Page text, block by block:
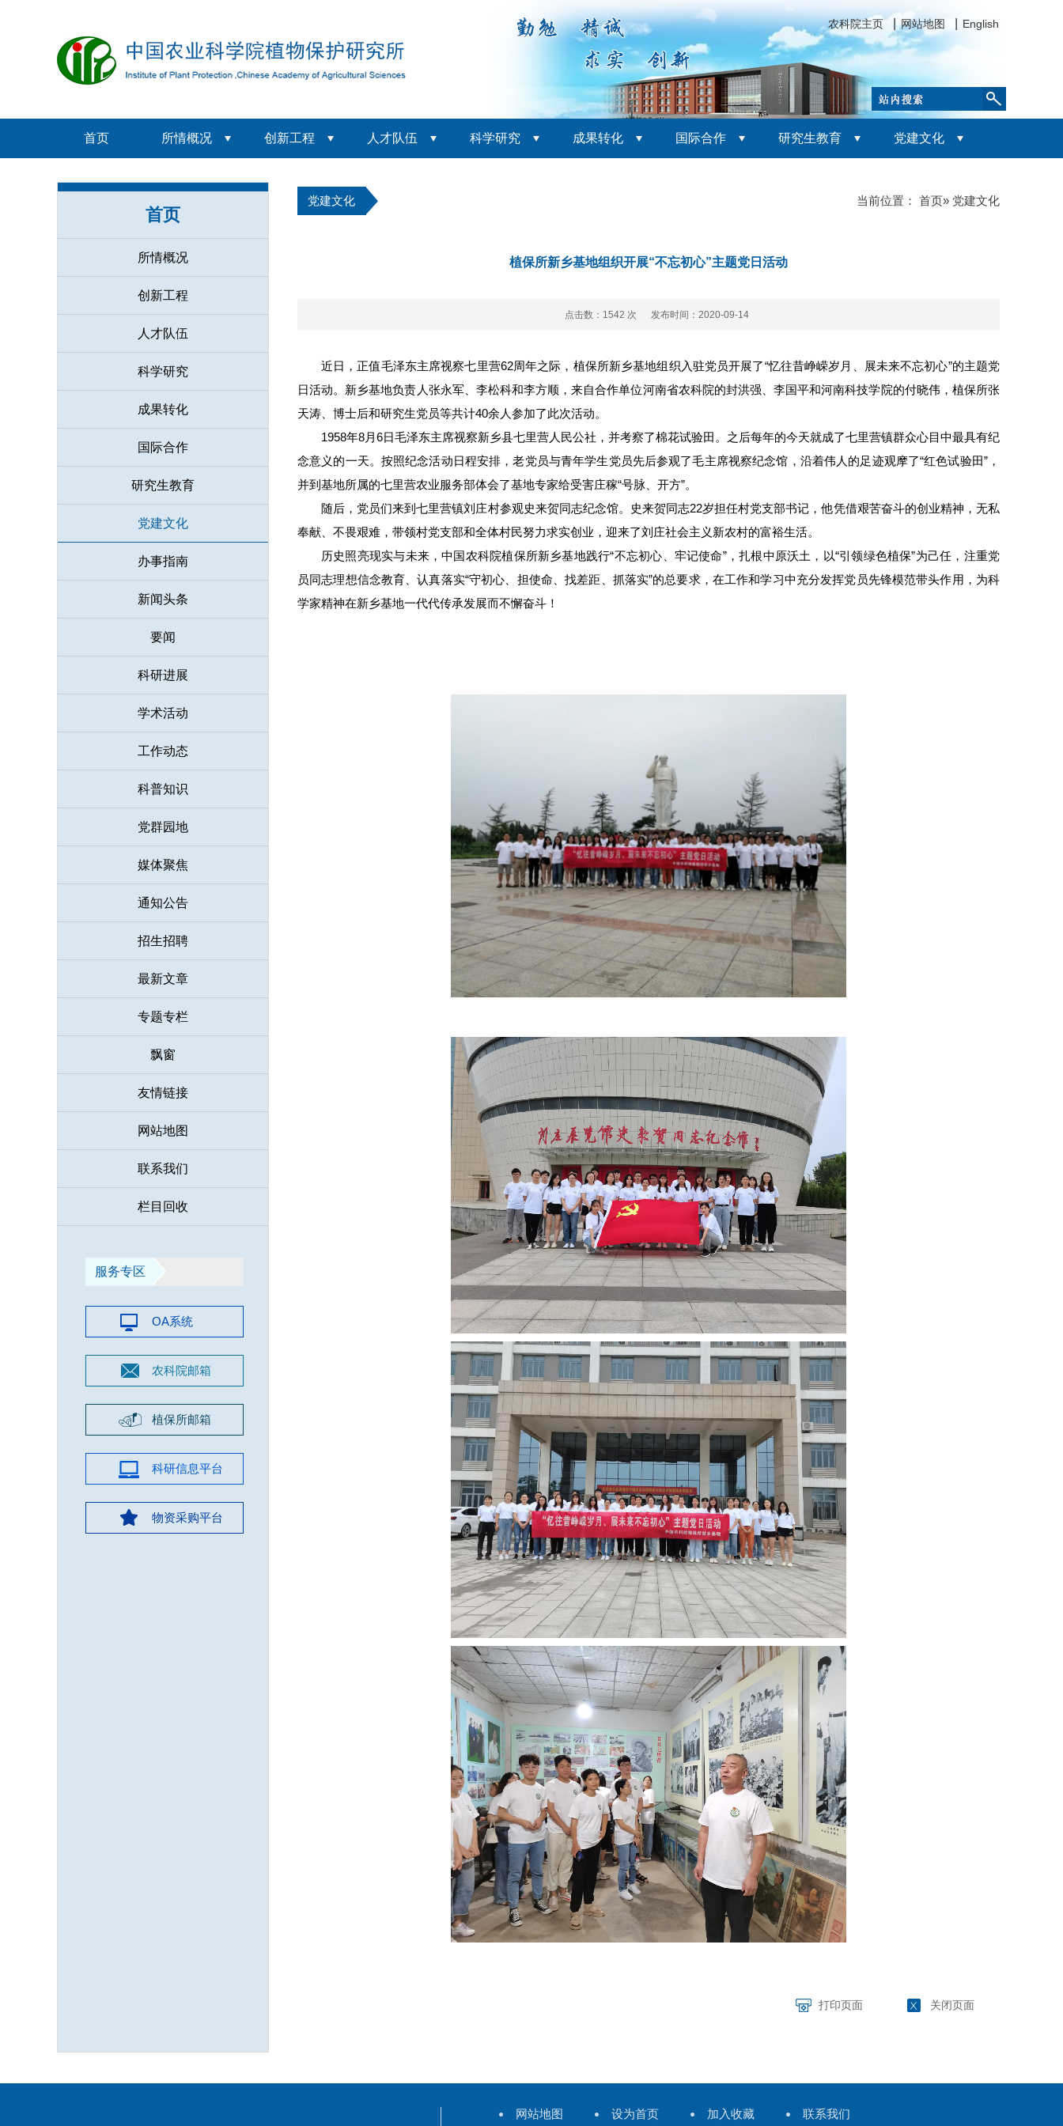
农科院主页 网站地图 English
首页 所情概况 创新工程 人才队伍 科学研究 成果转化 国际合作 研究生教育 党建文化
首页
所情概况
创新工程
人才队伍
科学研究
成果转化
国际合作
研究生教育
党建文化
办事指南
新闻头条
要闻
科研进展
学术活动
工作动态
科普知识
党群园地
媒体聚焦
通知公告
招生招聘
最新文章
专题专栏
飘窗
友情链接
网站地图
联系我们
栏目回收
服务专区
OA系统
农科院邮箱
植保所邮箱
科研信息平台
物资采购平台
党建文化 当前位置： 首页» 党建文化
植保所新乡基地组织开展“不忘初心”主题党日活动
点击数： 1542 次 发布时间：2020-09-14
近日，正值毛泽东主席视察七里营62周年之际，植保所新乡基地组织入驻党员开展了“忆往昔峥嵘岁月、展未来不忘初心”的主题党
日活动。新乡基地负责人张永军、李松科和李方顺，来自合作单位河南省农科院的封洪强、李国平和河南科技学院的付晓伟，植保所张
天涛、博士后和研究生党员等共计40余人参加了此次活动。
1958年8月6日毛泽东主席视察新乡县七里营人民公社，并考察了棉花试验田。之后每年的今天就成了七里营镇群众心目中最具有纪
念意义的一天。按照纪念活动日程安排，老党员与青年学生党员先后参观了毛主席视察纪念馆，沿着伟人的足迹观摩了“红色试验田”，
并到基地所属的七里营农业服务部体会了基地专家给受害庄稼“号脉、开方”。
随后，党员们来到七里营镇刘庄村参观史来贺同志纪念馆。史来贺同志22岁担任村党支部书记，他凭借艰苦奋斗的创业精神，无私
奉献、不畏艰难，带领村党支部和全体村民努力求实创业，迎来了刘庄社会主义新农村的富裕生活。
历史照亮现实与未来，中国农科院植保所新乡基地践行“不忘初心、牢记使命”，扎根中原沃土，以“引领绿色植保”为己任，注重党
员同志理想信念教育、认真落实“守初心、担使命、找差距、抓落实”的总要求，在工作和学习中充分发挥党员先锋模范带头作用，为科
学家精神在新乡基地一代代传承发展而不懈奋斗！
打印页面 关闭页面
网站地图 设为首页 加入收藏 联系我们